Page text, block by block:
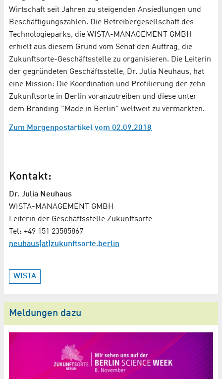
Wirtschaft seit Jahren zu steigenden Ansiedlungen und
Beschäftigungszahlen. Die Betreibergesellschaft des
Technologieparks, die WISTA-MANAGEMENT GMBH
erhielt aus diesem Grund vom Senat den Auftrag, die
Zukunftsorte-Geschäftsstelle zu organisieren. Die Leiterin
der gegründeten Geschäftsstelle, Dr. Julia Neuhaus, hat
eine Mission: Die Koordination und Profilierung der zehn
Zukunftsorte in Berlin voranzutreiben und diese unter
dem Branding "Made in Berlin" weltweit zu vermarkten.
Zum Morgenpostartikel vom 02.09.2018
Kontakt:
Dr. Julia Neuhaus
WISTA-MANAGEMENT GMBH
Leiterin der Geschäftsstelle Zukunftsorte
Tel: +49 151 23585867
neuhaus(at)zukunftsorte.berlin
WISTA
Meldungen dazu